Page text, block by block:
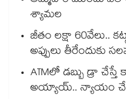
శ్యామల
జీతం లక్షా 60వేలు..
అప్పులు తీరేందుకు
ATMలో డబ్బు డ్రా
అయ్యాయ్.. న్యాయం